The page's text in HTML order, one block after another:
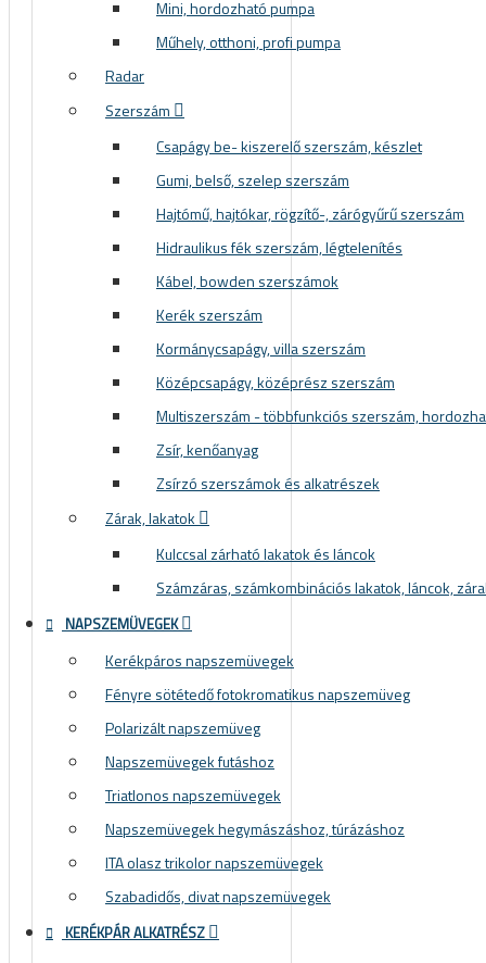
Mini, hordozható pumpa
Műhely, otthoni, profi pumpa
Radar
Szerszám
Csapágy be- kiszerelő szerszám, készlet
Gumi, belső, szelep szerszám
Hajtómű, hajtókar, rögzítő-, zárógyűrű szerszám
Hidraulikus fék szerszám, légtelenítés
Kábel, bowden szerszámok
Kerék szerszám
Kormánycsapágy, villa szerszám
Középcsapágy, középrész szerszám
Multiszerszám - többfunkciós szerszám,
Zsír, kenőanyag
Zsírzó szerszámok és alkatrészek
Zárak, lakatok
Kulccsal zárható lakatok és láncok
Számzáras, számkombinációs lakatok, láncok,
NAPSZEMÜVEGEK
Kerékpáros napszemüvegek
Fényre sötétedő fotokromatikus napszemüveg
Polarizált napszemüveg
Napszemüvegek futáshoz
Triatlonos napszemüvegek
Napszemüvegek hegymászáshoz, túrázáshoz
ITA olasz trikolor napszemüvegek
Szabadidős, divat napszemüvegek
KERÉKPÁR ALKATRÉSZ